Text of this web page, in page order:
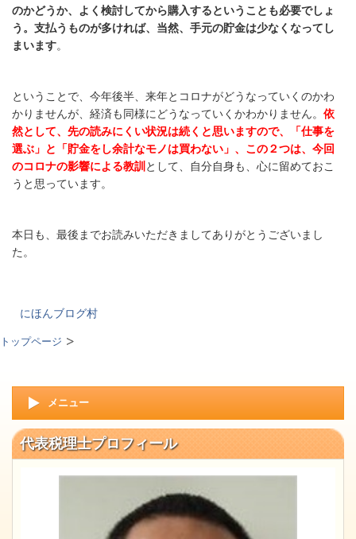
のかどうか、よく検討してから購入するということも必要でしょ
う。支払うものが多ければ、当然、手元の貯金は少なくなってし
まいます。
ということで、今年後半、来年とコロナがどうなっていくのかわ
かりませんが、経済も同様にどうなっていくかわかりません。 依
然として、先の読みにくい状況は続くと思いますので、「仕事を
選ぶ」と「貯金をし余計なモノは買わない」、この２つは、今回
のコロナの影響による教訓 として、自分自身も、心に留めておこ
うと思っています。
本日も、最後までお読みいただきましてありがとうございまし
た。
にほんブログ村
トップページ
メニュー
代表税理士プロフィール